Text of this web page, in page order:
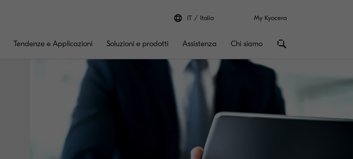
IT Italia My Kyocera
Tendenze e Applicazioni Soluzioni e prodotti Assistenza Chi siamo